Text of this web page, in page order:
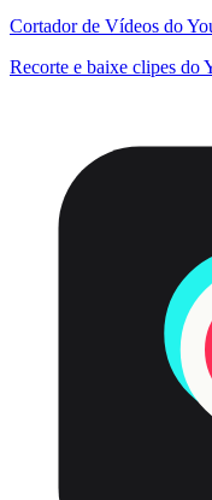
Cortador de Vídeos do
Recorte e baixe clipes do